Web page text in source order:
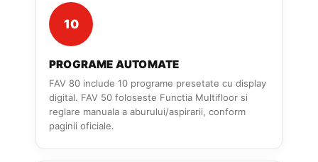
10
PROGRAME AUTOMATE
FAV 80 include 10 programe presetate cu display
digital. FAV 50 foloseste Functia Multifloor si
reglare manuala a aburului/aspirarii, conform
paginii oficiale.